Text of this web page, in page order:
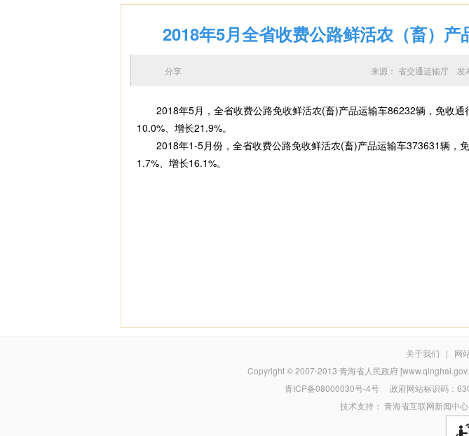
2018年5月全省收费公路鲜活农（畜）
来源： 省交通运输厅 发
分享
2018年5月，全省收费公路免收鲜活农(畜)产品运输车86232辆，免收通
10.0%、增长21.9%。
2018年1-5月份，全省收费公路免收鲜活农(畜)产品运输车373631辆，
1.7%、增长16.1%。
关于我们 | 网
Copyright © 2007-2013 青海省人民政府
青ICP备08000030号-4号政府网站标识码：
技术支持： 青海省互联网新闻中心